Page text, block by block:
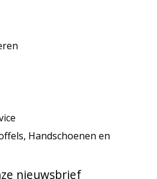
Handschoenen en
nieuwsbrief